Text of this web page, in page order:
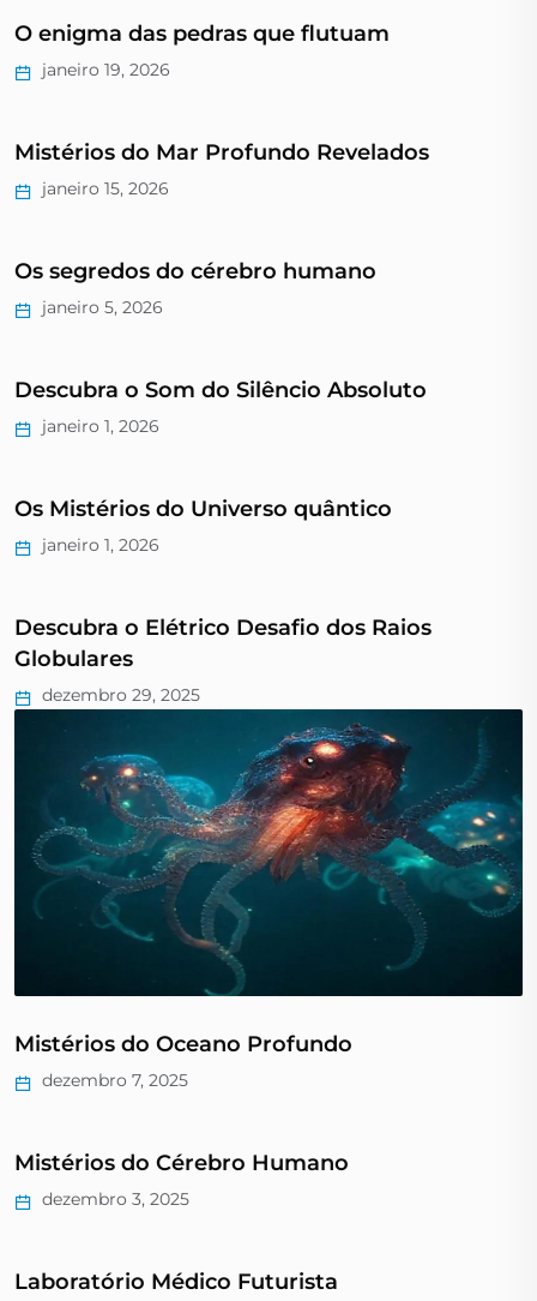
O enigma das pedras que flutuam
janeiro 19, 2026
Mistérios do Mar Profundo Revelados
janeiro 15, 2026
Os segredos do cérebro humano
janeiro 5, 2026
Descubra o Som do Silêncio Absoluto
janeiro 1, 2026
Os Mistérios do Universo quântico
janeiro 1, 2026
Descubra o Elétrico Desafio dos Raios
Globulares
dezembro 29, 2025
Mistérios do Oceano Profundo
dezembro 7, 2025
Mistérios do Cérebro Humano
dezembro 3, 2025
Laboratório Médico Futurista